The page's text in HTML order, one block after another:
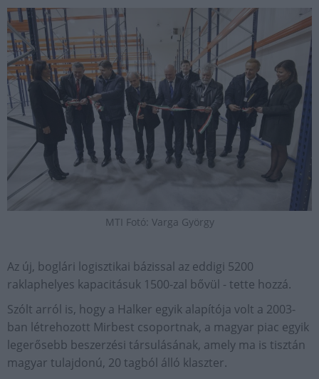
MTI Fotó: Varga György
Az új, boglári logisztikai bázissal az eddigi 5200
raklaphelyes kapacitásuk 1500-zal bővül - tette hozzá.
Szólt arról is, hogy a Halker egyik alapítója volt a 2003-
ban létrehozott Mirbest csoportnak, a magyar piac egyik
legerősebb beszerzési társulásának, amely ma is tisztán
magyar tulajdonú, 20 tagból álló klaszter.